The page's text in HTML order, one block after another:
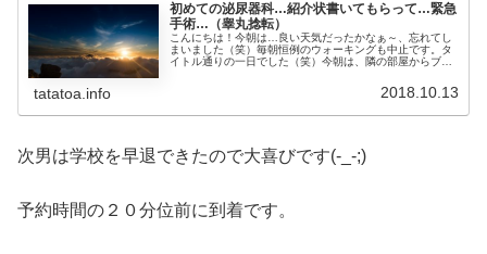
初めての泌尿器科…紹介状書いてもらって…緊急
手術…（睾丸捻転）
こんにちは！今朝は…良い天気だったかなぁ～、忘れてし
まいました（笑）毎朝恒例のウォーキングも中止です。タ
イトル通りの一日でした（笑）今朝は、隣の部屋からブル
tatatoa.info 2018.10.13
次男は学校を早退できたので大喜びです(-_-;)
予約時間の２０分位前に到着です。